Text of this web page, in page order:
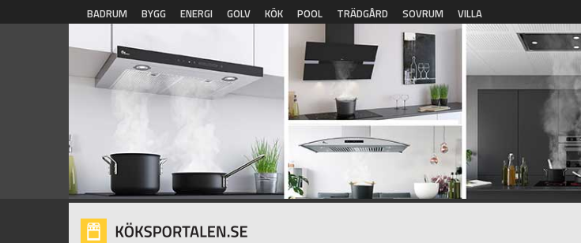
Hoppa till huvudinnehåll
BADRUM BYGG ENERGI GOLV KÖK POOL TRÄDGÅRD SOVRUM VILLA